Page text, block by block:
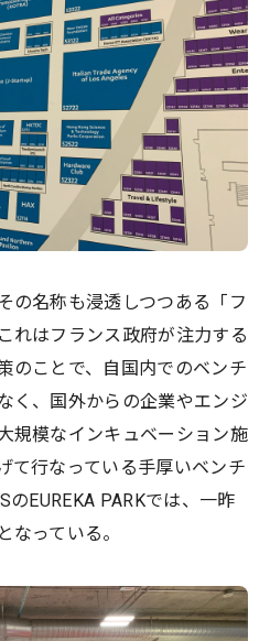
の名称も浸透しつつある「フ
れはフランス政府が注力する
のことで、自国内でのベンチ
く、国外からの企業やエンジ
規模なインキュベーション施
て行なっている手厚いベンチ
のEUREKA PARKでは、一昨
なっている。